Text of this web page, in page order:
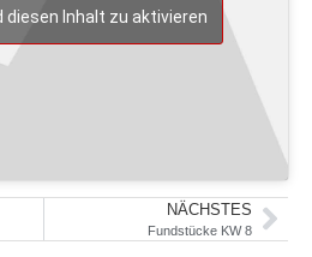
diesen Inhalt zu aktivieren
NÄCHSTES
Fundstücke KW 8